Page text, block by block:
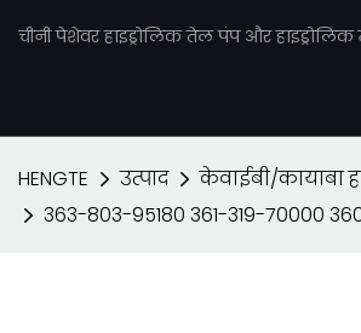
चीनी पेशेवर हाइड्रोलिक तेल पंप और हाइड्रोलिक
HENGTE उत्पाद केवाईबी/कायाबा
363-803-95180 361-319-70000